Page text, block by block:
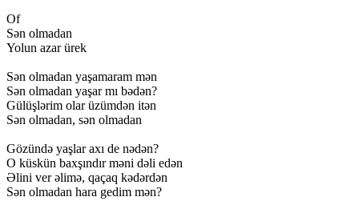
Of
Sən olmadan
Yolun azar ürek
Sən olmadan yaşamaram mən
Sən olmadan yaşar mı bədən?
Gülüşlərim olar üzümdən itən
Sən olmadan, sən olmadan
Gözündə yaşlar axı de nədən?
O küskün baxşındır məni dəli edən
Əlini ver əlimə, qaçaq kədərdən
Sən olmadan hara gedim mən?